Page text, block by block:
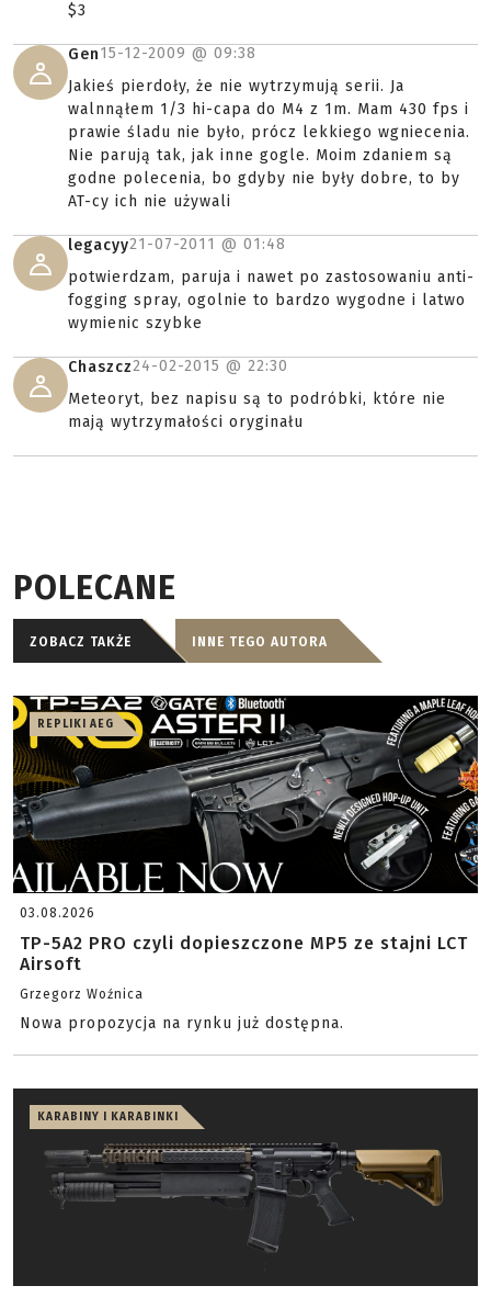
$3
Gen15-12-2009 @ 09:38
Jakieś pierdoły, że nie wytrzymują serii. Ja
walnnąłem 1/3 hi-capa do M4 z 1m. Mam 430 fps i
prawie śladu nie było, prócz lekkiego wgniecenia.
Nie parują tak, jak inne gogle. Moim zdaniem są
godne polecenia, bo gdyby nie były dobre, to by
AT-cy ich nie używali
legacyy21-07-2011 @ 01:48
potwierdzam, paruja i nawet po zastosowaniu anti-
fogging spray, ogolnie to bardzo wygodne i latwo
wymienic szybke
Chaszcz24-02-2015 @ 22:30
Meteoryt, bez napisu są to podróbki, które nie
mają wytrzymałości oryginału
POLECANE
ZOBACZ TAKŻE INNE TEGO AUTORA
REPLIKI AEG
03.08.2026
TP-5A2 PRO czyli dopieszczone MP5 ze stajni LCT
Airsoft
Grzegorz Woźnica
Nowa propozycja na rynku już dostępna.
KARABINY I KARABINKI